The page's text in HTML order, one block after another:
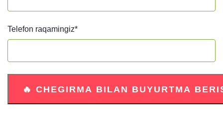
Telefon raqamingiz*